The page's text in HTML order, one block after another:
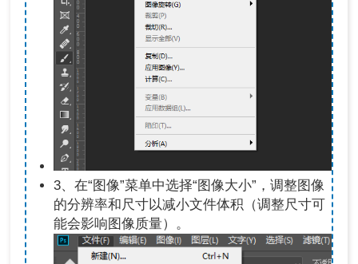
3、在“图像”菜单中选择“图像大小”，调整图像
的分辨率和尺寸以减小文件体积（调整尺寸可
能会影响图像质量）。